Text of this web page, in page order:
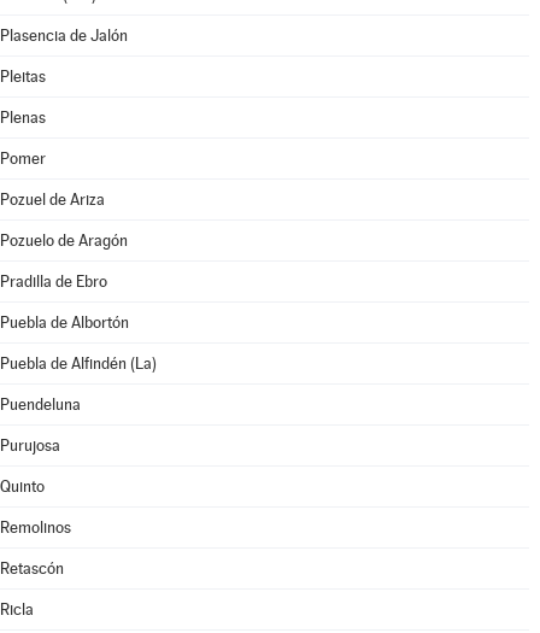
Plasencia de Jalón
Pleitas
Plenas
Pomer
Pozuel de Ariza
Pozuelo de Aragón
Pradilla de Ebro
Puebla de Albortón
Puebla de Alfindén (La)
Puendeluna
Purujosa
Quinto
Remolinos
Retascón
Ricla